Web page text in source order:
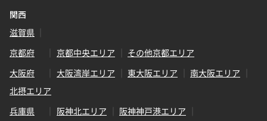
関西
滋賀県
京都府
京都中央エリア
その他京都エリア
大阪府
大阪湾岸エリア 東大阪エリア
南大阪エリア
北摂エリア
兵庫県
阪神北エリア
阪神神戸港エリア